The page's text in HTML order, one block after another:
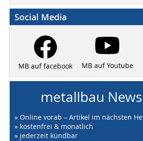
Social Media
MB auf facebook MB auf Youtube
metallbau
» Online vorab – Artikel im nächsten
» kostenfrei & monatlich
» jederzeit kündbar